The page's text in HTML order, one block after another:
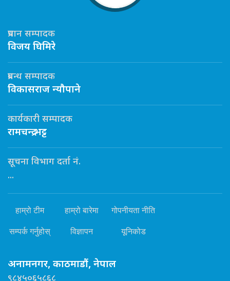
प्रधान सम्पादक
विजय घिमिरे
प्रबन्ध सम्पादक
विकासराज न्यौपाने
कार्यकारी सम्पादक
रामचन्द्र भट्ट
सूचना विभाग दर्ता नं.
...
हाम्रो टीम हाम्रो बारेमा गोपनीयता नीति
सम्पर्क गर्नुहोस् विज्ञापन यूनिकोड
अनामनगर, काठमाडौं, नेपाल
९८४५०६५८६८